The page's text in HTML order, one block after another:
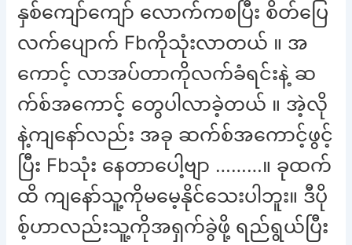
နှစ်ကျော်ကျော် လောက်ကစပြီး စိတ်ပြေ
လက်ပျောက် Fbကိုသုံးလာတယ် ။ အ
ကောင့် လာအပ်တာကိုလက်ခံရင်းနဲ့ ဆ
က်စ်အကောင့် တွေပါလာခဲ့တယ် ။ အဲ့လို
နဲ့ကျနော်လည်း အခု ဆက်စ်အကောင့်ဖွင့်
ပြီး Fbသုံး နေတာပေါ့ဗျာ ………။ ခုထက်
ထိ ကျနော်သူ့ကိုမမေ့နိုင်သေးပါဘူး။ ဒီပို
စ့်ဟာလည်းသူ့ကိုအရှက်ခွဲဖို့ ရည်ရွယ်ပြီး